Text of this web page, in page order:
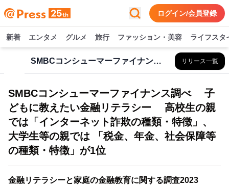
ログイン/会員登録
新着 エンタメ グルメ 旅行 ファッション・美容 ライフスタ
SMBCコンシューマーファイナンス株式会社 リリース一覧
SMBCコンシューマーファイナンス調べ 子
どもに教えたい金融リテラシー 高校生の親
では「インターネット詐欺の種類・特徴」、
大学生等の親では 「税金、年金、社会保障等
の種類・特徴」が1位
金融リテラシーと家庭の金融教育に関する調査2023